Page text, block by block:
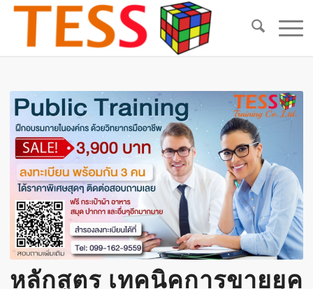
หลักสูตร เทคนิคการขายยุค